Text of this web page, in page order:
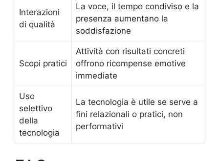
Interazioni
di qualità
La voce, il tempo condiviso e la
presenza aumentano la
soddisfazione
Scopi pratici
Attività con risultati concreti
offrono ricompense emotive
immediate
Uso
selettivo
della
tecnologia
La tecnologia è utile se serve a
fini relazionali o pratici, non
performativi